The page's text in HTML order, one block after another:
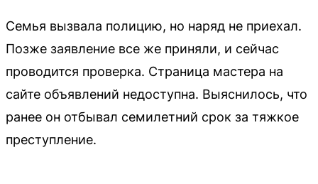
Семья вызвала полицию, но наряд не приехал.
Позже заявление все же приняли, и сейчас
проводится проверка. Страница мастера на
сайте объявлений недоступна. Выяснилось, что
ранее он отбывал семилетний срок за тяжкое
преступление.